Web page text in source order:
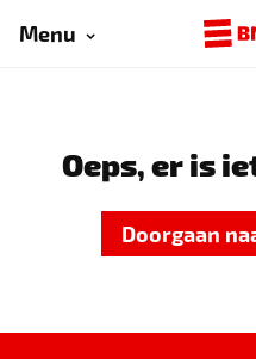
Menu
Oeps, er is
Doorgaan